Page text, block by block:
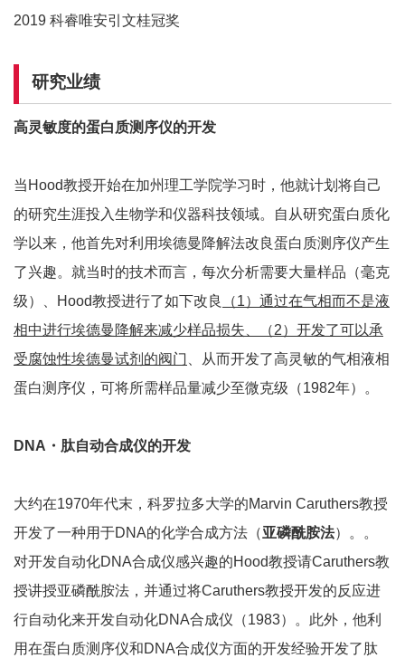
2019 科睿唯安引文桂冠奖
研究业绩
高灵敏度的蛋白质测序仪的开发
当Hood教授开始在加州理工学院学习时，他就计划将自己
的研究生涯投入生物学和仪器科技领域。自从研究蛋白质化
学以来，他首先对利用埃德曼降解法改良蛋白质测序仪产生
了兴趣。就当时的技术而言，每次分析需要大量样品（毫克
级）、Hood教授进行了如下改良
（1） 通过在气相而不是液
相中进行埃德曼降解来减少样品损失、（2）开发了可以承
受腐蚀性埃德曼试剂的阀门
、从而开发了高灵敏的气相液相
蛋白测序仪，可将所需样品量减少至微克级（1982年）。
DNA・肽自动合成仪的开发
大约在1970年代末，科罗拉多大学的Marvin Caruthers教授
开发了一种用于DNA的化学合成方法（亚磷酰胺法）。。
对开发自动化DNA合成仪感兴趣的Hood教授请Caruthers教
授讲授亚磷酰胺法，并通过将Caruthers教授开发的反应进
行自动化来开发自动化DNA合成仪（1983）。此外，他利
用在蛋白质测序仪和DNA合成仪方面的开发经验开发了肽